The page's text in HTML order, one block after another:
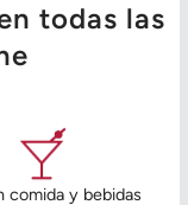
todas las
comida y bebidas